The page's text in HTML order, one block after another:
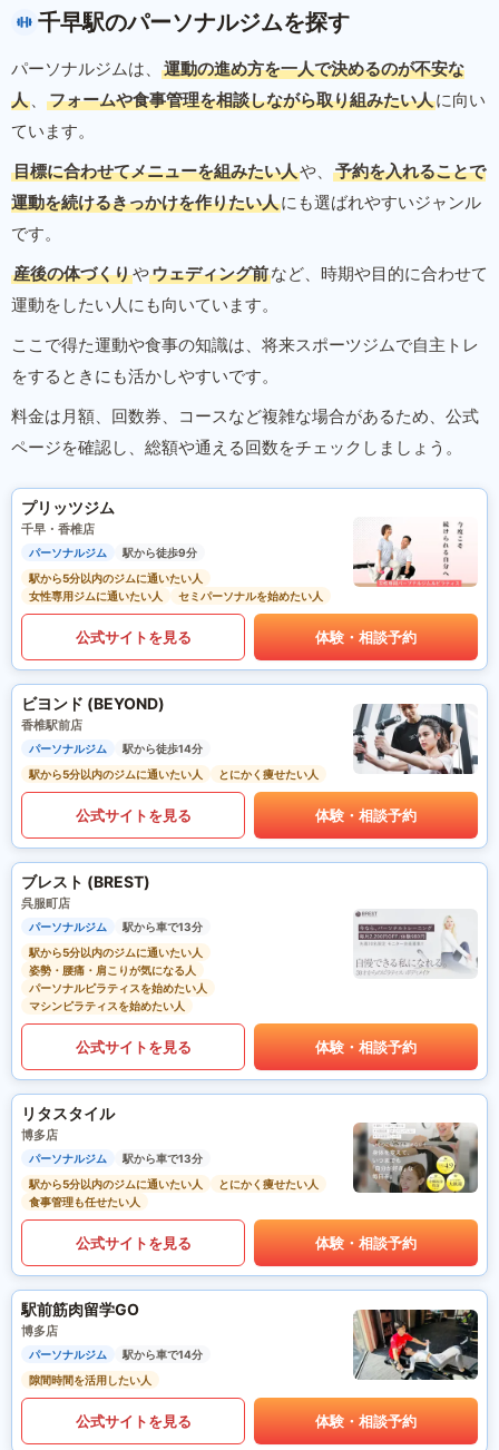
千早駅のパーソナルジムを探す
パーソナルジムは、
運動の進め方を一人で決めるのが不安な
人 、 フォームや食事管理を相談しながら取り組みたい人に向い
ています。
目標に合わせてメニューを組みたい人や、
予約を入れることで
運動を続けるきっかけを作りたい人にも選ばれやすいジャンル
です。
産後の体づくりやウェディング前など、時期や目的に合わせて
運動をしたい人にも向いています。
ここで得た運動や食事の知識は、将来スポーツジムで自主トレ
をするときにも活かしやすいです。
料金は月額、回数券、コースなど複雑な場合があるため、公式
ページを確認し、総額や通える回数をチェックしましょう。
プリッツジム
千早・香椎店
パーソナルジム
駅から徒歩9分
駅から5分以内のジムに通いたい人
女性専用ジムに通いたい人
セミパーソナルを始めたい人
公式サイトを見る 体験・相談予約
ビヨンド (BEYOND)
香椎駅前店
パーソナルジム
駅から徒歩14分
駅から5分以内のジムに通いたい人
とにかく痩せたい人
公式サイトを見る 体験・相談予約
ブレスト (BREST)
呉服町店
パーソナルジム
駅から車で13分
駅から5分以内のジムに通いたい人
姿勢・腰痛・肩こりが気になる人
パーソナルピラティスを始めたい人
マシンピラティスを始めたい人
公式サイトを見る 体験・相談予約
リタスタイル
博多店
パーソナルジム
駅から車で13分
駅から5分以内のジムに通いたい人
とにかく痩せたい人
食事管理も任せたい人
公式サイトを見る 体験・相談予約
駅前筋肉留学GO
博多店
パーソナルジム
駅から車で14分
隙間時間を活用したい人
公式サイトを見る 体験・相談予約